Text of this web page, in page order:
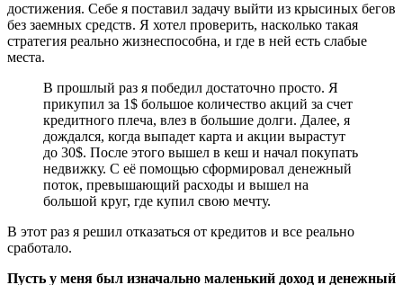
достижения. Себе я поставил задачу выйти из крысиных бегов
без заемных средств. Я хотел проверить, насколько такая
стратегия реально жизнеспособна, и где в ней есть слабые
места.
В прошлый раз я победил достаточно просто. Я
прикупил за 1$ большое количество акций за счет
кредитного плеча, влез в большие долги. Далее, я
дождался, когда выпадет карта и акции вырастут
до 30$. После этого вышел в кеш и начал покупать
недвижку. С её помощью сформировал денежный
поток, превышающий расходы и вышел на
большой круг, где купил свою мечту.
В этот раз я решил отказаться от кредитов и все реально
сработало.
Пусть у меня был изначально маленький доход и денежный